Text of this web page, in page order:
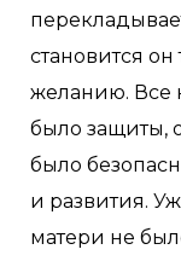
становится
желанию. Все
было защиты,
было
и развития.
матери не